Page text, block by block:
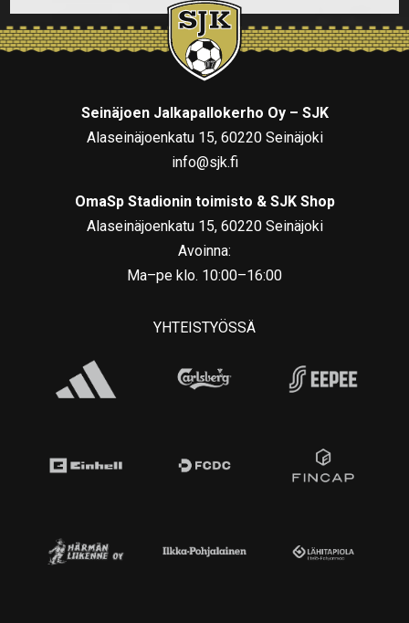
Seinäjoen Jalkapallokerho Oy – SJK
Alaseinäjoenkatu 15, 60220 Seinäjoki
info@sjk.fi
OmaSp Stadionin toimisto & SJK Shop
Alaseinäjoenkatu 15, 60220 Seinäjoki
Avoinna:
Ma–pe klo. 10:00–16:00
YHTEISTYÖSSÄ